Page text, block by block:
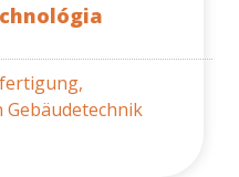
Gebäudetechnik